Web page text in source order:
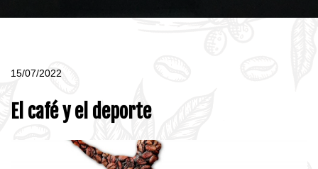
15/07/2022
El café y el deporte